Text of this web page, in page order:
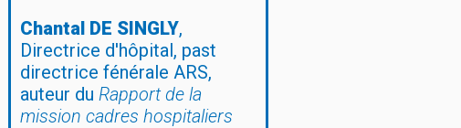
Chantal DE SINGLY,
Directrice d'hôpital, past
directrice fénérale ARS,
auteur du Rapport de la
mission cadres hospitaliers